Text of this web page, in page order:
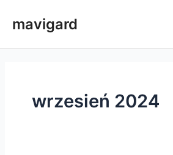
mavigard
wrzesień 2024